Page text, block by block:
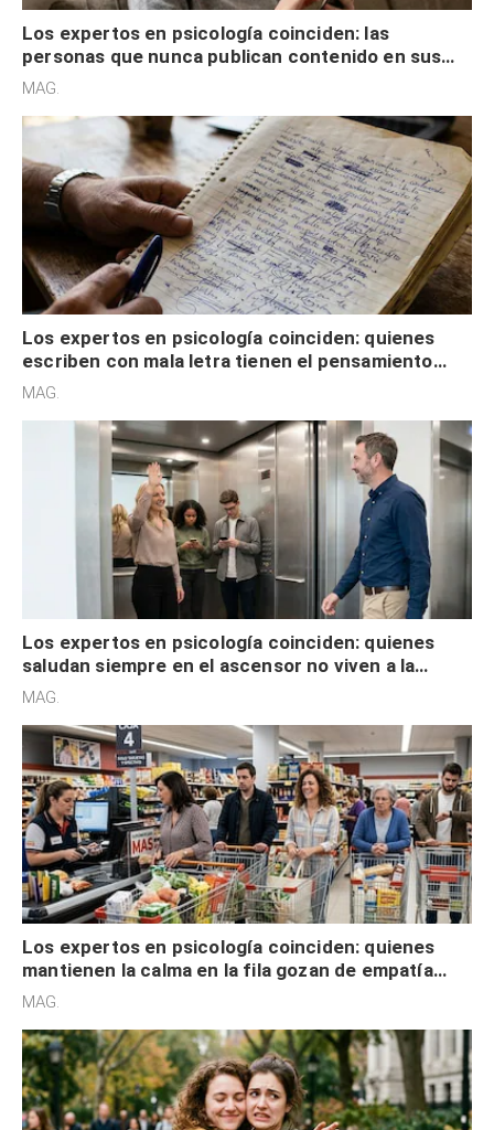
Los expertos en psicología coinciden: las
personas que nunca publican contenido en sus
redes sociales no pretenden buscar validación
MAG.
Los expertos en psicología coinciden: quienes
escriben con mala letra tienen el pensamiento
acelerado y no lo hacen por desinterés
MAG.
Los expertos en psicología coinciden: quienes
saludan siempre en el ascensor no viven a la
defensiva y tienen apertura social
MAG.
Los expertos en psicología coinciden: quienes
mantienen la calma en la fila gozan de empatía
cognitiva, gratitud y no solo tienen autocontrol
MAG.